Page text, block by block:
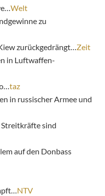
Welt
zu
zurückgedrängt…Zeit
in Luftwaffen-
taz
in russischer Armee und
sind
auf den Donbass
NTV